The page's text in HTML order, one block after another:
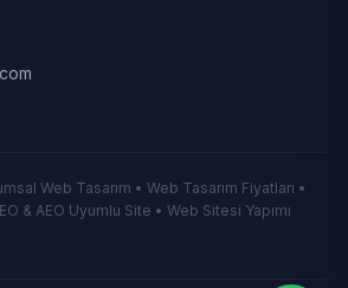
Web Tasarım • Web Tasarım Fiyatları •
& AEO Uyumlu Site • Web Sitesi Yapımı